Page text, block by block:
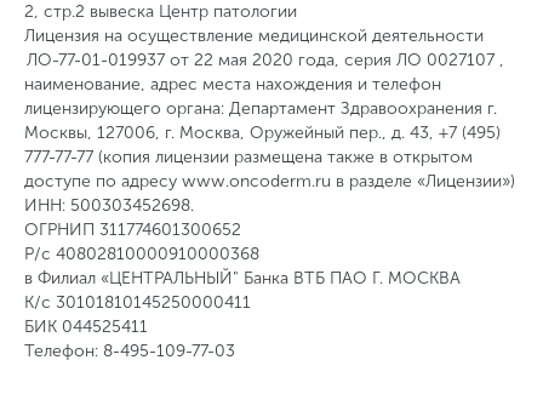
2, стр.2 вывеска Центр патологии
Лицензия на осуществление медицинской деятельности
ЛО-77-01-019937 от 22 мая 2020 года, серия ЛО 0027107 ,
наименование, адрес места нахождения и телефон
лицензирующего органа: Департамент Здравоохранения г.
Москвы, 127006, г. Москва, Оружейный пер., д. 43, +7 (495)
777-77-77 (копия лицензии размещена также в открытом
доступе по адресу www.oncoderm.ru в разделе «Лицензии»)
ИНН: 500303452698.
ОГРНИП 311774601300652
Р/с 40802810000910000368
в Филиал «ЦЕНТРАЛЬНЫЙ" Банка ВТБ ПАО Г. МОСКВА
К/с 30101810145250000411
БИК 044525411
Телефон: 8-495-109-77-03